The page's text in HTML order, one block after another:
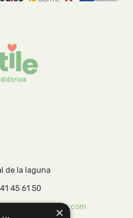
de la laguna
45 61 50
×